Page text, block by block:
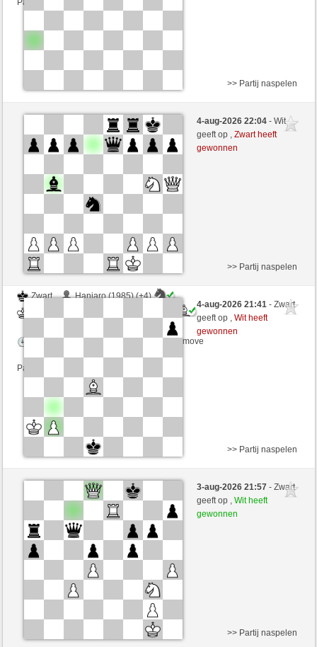
Partij telt mee voor de ranglijst
Wit
Youmadbro (1710) (+13)
schachmuehle (1649) (-13)
Partij telt mee voor de ranglijst
>> Partij naspelen
4-aug-2026 22:04- Wit
geeft op ,Zwart heeft
gewonnen
Zwart
Haniaro (1985) (+4)
Speelduur: 4 minutes/side + 4 seconds/move
Partij telt mee voor de ranglijst
>> Partij naspelen
4-aug-2026 21:41- Zwart
geeft op ,Wit heeft
gewonnen
Wit
lazar (1611) (+19)
schachmuehle (1672) (-19)
Speelduur: 5 minutes/side + 8 seconds/move
Partij telt mee voor de ranglijst
>> Partij naspelen
3-aug-2026 21:57- Zwart
geeft op ,Wit heeft
gewonnen
>> Partij naspelen